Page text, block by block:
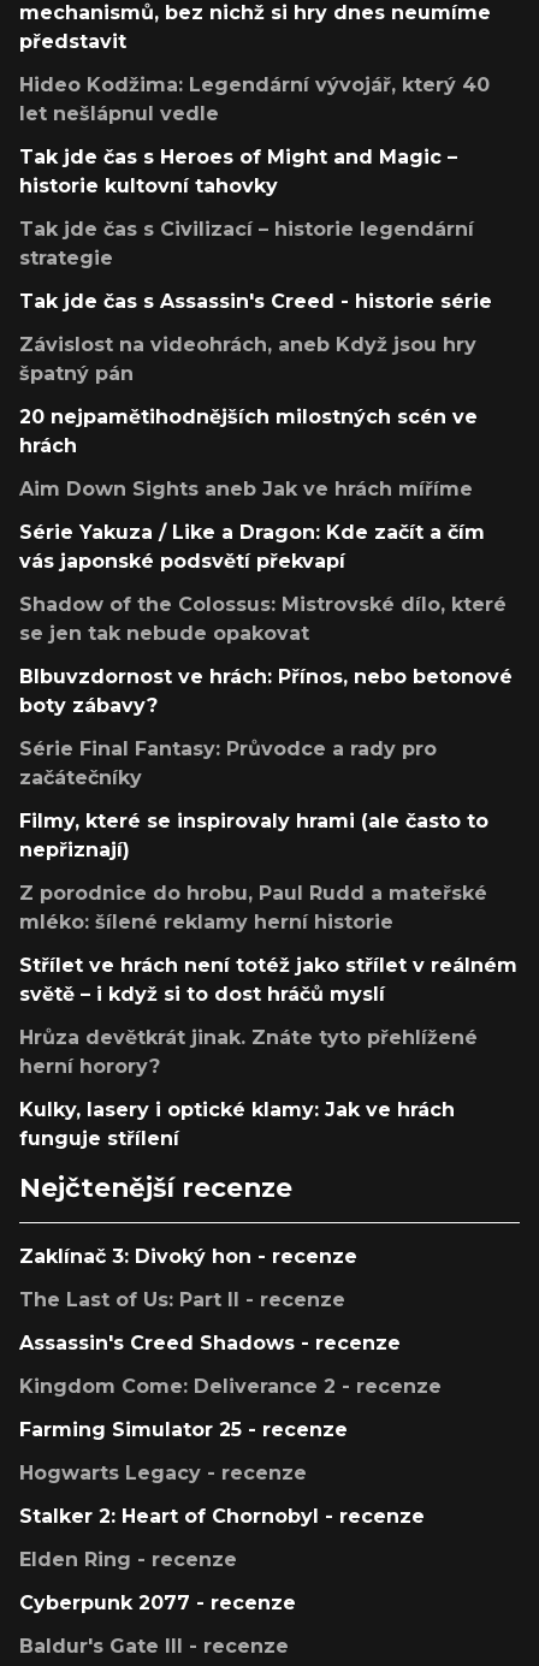
mechanismů, bez nichž si hry dnes neumíme
představit
Hideo Kodžima: Legendární vývojář, který 40
let nešlápnul vedle
Tak jde čas s Heroes of Might and Magic –
historie kultovní tahovky
Tak jde čas s Civilizací – historie legendární
strategie
Tak jde čas s Assassin's Creed - historie série
Závislost na videohrách, aneb Když jsou hry
špatný pán
20 nejpamětihodnějších milostných scén ve
hrách
Aim Down Sights aneb Jak ve hrách míříme
Série Yakuza / Like a Dragon: Kde začít a čím
vás japonské podsvětí překvapí
Shadow of the Colossus: Mistrovské dílo, které
se jen tak nebude opakovat
Blbuvzdornost ve hrách: Přínos, nebo betonové
boty zábavy?
Série Final Fantasy: Průvodce a rady pro
začátečníky
Filmy, které se inspirovaly hrami (ale často to
nepřiznají)
Z porodnice do hrobu, Paul Rudd a mateřské
mléko: šílené reklamy herní historie
Střílet ve hrách není totéž jako střílet v reálném
světě – i když si to dost hráčů myslí
Hrůza devětkrát jinak. Znáte tyto přehlížené
herní horory?
Kulky, lasery i optické klamy: Jak ve hrách
funguje střílení
Nejčtenější recenze
Zaklínač 3: Divoký hon - recenze
The Last of Us: Part II - recenze
Assassin's Creed Shadows - recenze
Kingdom Come: Deliverance 2 - recenze
Farming Simulator 25 - recenze
Hogwarts Legacy - recenze
Stalker 2: Heart of Chornobyl - recenze
Elden Ring - recenze
Cyberpunk 2077 - recenze
Baldur's Gate III - recenze